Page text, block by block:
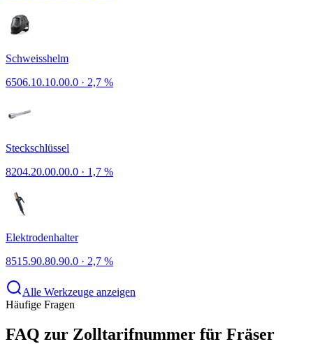
Schweisshelm
6506.10.10.00.0 · 2,7 %
Steckschlüssel
8204.20.00.00.0 · 1,7 %
Elektrodenhalter
8515.90.80.90.0 · 2,7 %
Alle Werkzeuge anzeigen
Häufige Fragen
FAQ zur Zolltarifnummer für Fräser